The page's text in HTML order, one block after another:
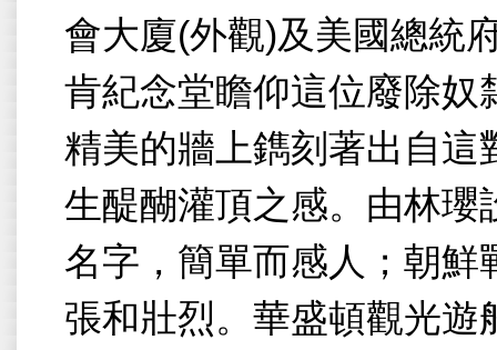
會大廈(外觀)及美國總統
肯紀念堂瞻仰這位廢除奴
精美的牆上鐫刻著出自這
生醍醐灌頂之感。由林瓔
名字，簡單而感人；朝鮮
張和壯烈。華盛頓觀光